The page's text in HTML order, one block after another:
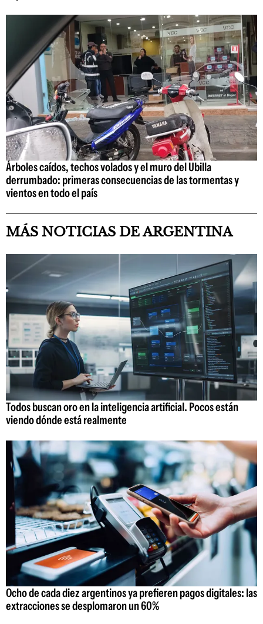
Árboles caídos, techos volados y el muro del Ubilla
derrumbado: primeras consecuencias de las tormentas y
vientos en todo el país
MÁS NOTICIAS DE ARGENTINA
Todos buscan oro en la inteligencia artificial. Pocos están
viendo dónde está realmente
Ocho de cada diez argentinos ya prefieren pagos digitales: las
extracciones se desplomaron un 60%